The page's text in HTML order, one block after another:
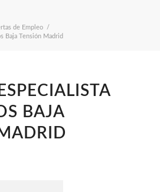
de Empleo
/
Baja Tensión Madrid
BAJA